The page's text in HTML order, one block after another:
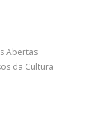
Abertas
da Cultura